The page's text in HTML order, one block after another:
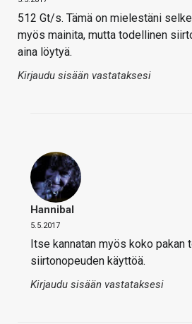
512 Gt/s. Tämä on mielestäni
myös mainita, mutta todellinen
aina löytyä.
Kirjaudu sisään vastataksesi
Hannibal
5.5.2017
Itse kannatan myös koko pakan
siirtonopeuden käyttöä.
Kirjaudu sisään vastataksesi